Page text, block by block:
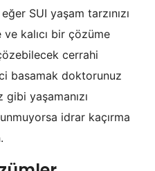
SUI yaşam tarzınızı
kalıcı bir çözüme
cerrahi
basamak doktorunuz
yaşamanızı
idrar kaçırma